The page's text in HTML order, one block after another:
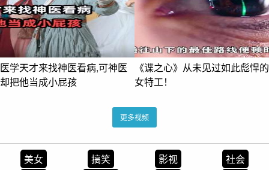
医学天才来找神医看病,可神医
却把他当成小屁孩
《谍之心》从未见过如此彪悍的
女特工！
更多视频
美女 搞笑 影视
社会